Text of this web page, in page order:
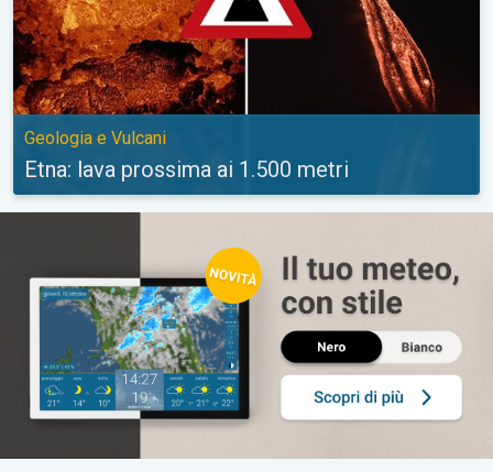
Geologia e Vulcani
Etna: lava prossima ai 1.500 metri